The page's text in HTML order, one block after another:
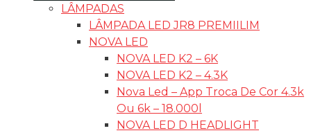
LÂMPADAS
LÂMPADA LED JR8 PREMIILIM
NOVA LED
NOVA LED K2 – 6K
NOVA LED K2 – 4.3K
Nova Led – App Troca De Cor 4.3k
Ou 6k – 18.000l
NOVA LED D HEADLIGHT